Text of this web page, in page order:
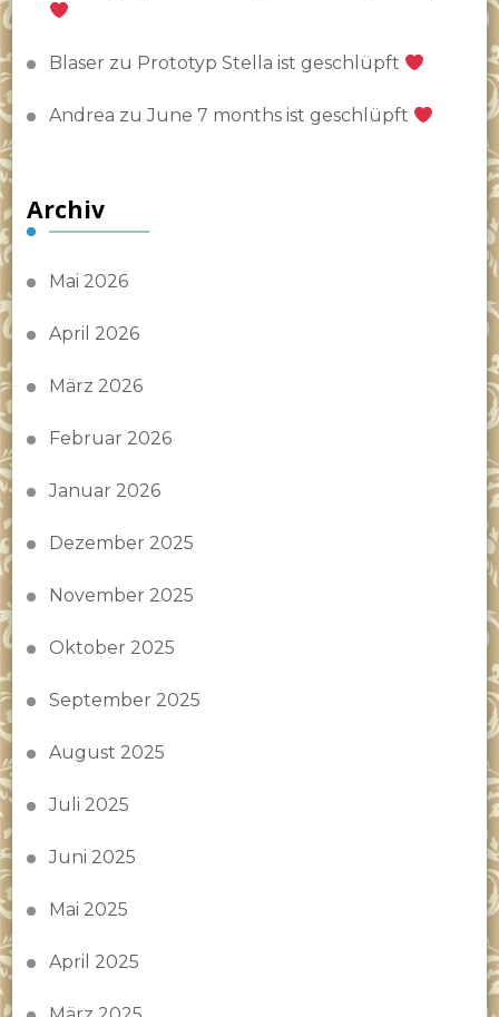
Blaser zu Prototyp Stella ist geschlüpft
Andrea zuJune 7 months ist geschlüpft
Archiv
Mai 2026
April 2026
März 2026
Februar 2026
Januar 2026
Dezember 2025
November 2025
Oktober 2025
September 2025
August 2025
Juli 2025
Juni 2025
Mai 2025
April 2025